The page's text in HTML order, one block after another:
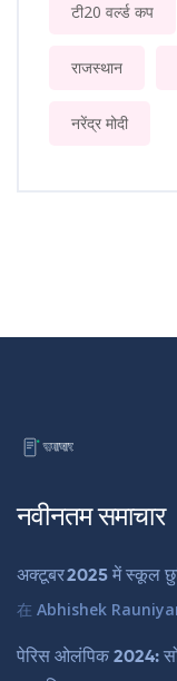
टी20 वर्ल्ड कप
राजस्थान
नरेंद्र मोदी
नवीनतम समाचार
अक्टूबर 2025 में स्कूल
在 Abhishek
पेरिस ओलंपिक 2024: